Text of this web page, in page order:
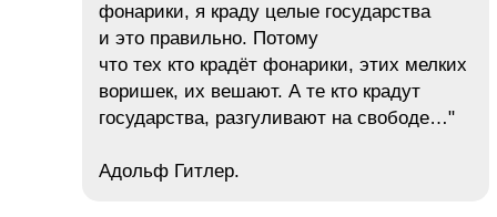
фонарики, я краду целые государства
и это правильно. Потому
что тех кто крадёт фонарики, этих мелких
воришек, их вешают. А те кто крадут
государства, разгуливают на свободе…"
Адольф Гитлер.